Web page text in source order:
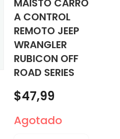
MAISTO CARRO
A CONTROL
REMOTO JEEP
WRANGLER
RUBICON OFF
ROAD SERIES
AFEITADORA
PERSONAL BHT6450
$ 90,00
ELECTRICO 60CM
LATINO 60
$400,00
$47,99
Agotado